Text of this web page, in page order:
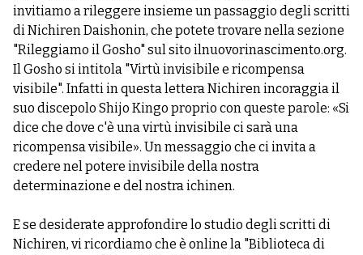
invitiamo a rileggere insieme un passaggio degli scritti
di Nichiren Daishonin, che potete trovare nella sezione
"Rileggiamo il Gosho" sul sito ilnuovorinascimento.org.
Il Gosho si intitola "Virtù invisibile e ricompensa
visibile". Infatti in questa lettera Nichiren incoraggia il
suo discepolo Shijo Kingo proprio con queste parole: «Si
dice che dove c'è una virtù invisibile ci sarà una
ricompensa visibile». Un messaggio che ci invita a
credere nel potere invisibile della nostra
determinazione e del nostra ichinen.
E se desiderate approfondire lo studio degli scritti di
Nichiren, vi ricordiamo che è online la "Biblioteca di